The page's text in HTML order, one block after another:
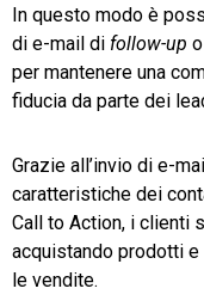
In questo modo è
di e-mail di follow-up
per mantenere una
fiducia da parte dei
Grazie all’invio di e-
caratteristiche dei
Call to Action, i clienti
acquistando prodotti e
le vendite.